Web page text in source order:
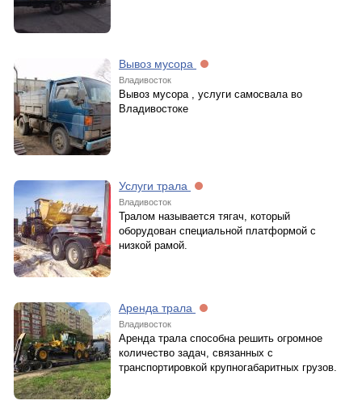
Вывоз мусора
Владивосток
Вывоз мусора , услуги самосвала во
Владивостоке
Услуги трала
Владивосток
Тралом называется тягач, который
оборудован специальной платформой с
низкой рамой.
Аренда трала
Владивосток
Аренда трала способна решить огромное
количество задач, связанных с
транспортировкой крупногабаритных грузов.